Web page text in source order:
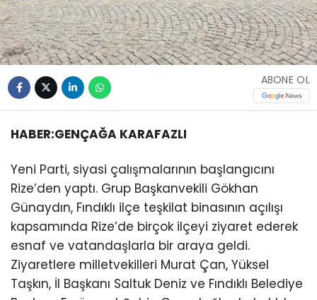
ABONE OL
HABER:GENÇAĞA KARAFAZLI
Yeni Parti, siyasi çalışmalarının başlangıcını
Rize’den yaptı. Grup Başkanvekili Gökhan
Günaydın, Fındıklı ilçe teşkilat binasının açılışı
kapsamında Rize’de birçok ilçeyi ziyaret ederek
esnaf ve vatandaşlarla bir araya geldi.
Ziyaretlere milletvekilleri Murat Çan, Yüksel
Taşkın, İl Başkanı Saltuk Deniz ve Fındıklı Belediye